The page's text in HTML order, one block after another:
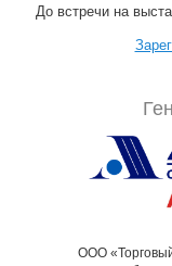
До встречи на
ООО